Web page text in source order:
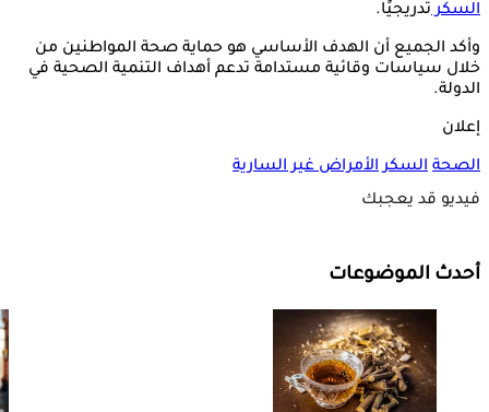
السكرتدريجيًا.
وأكد الجميع أن الهدف الأساسي هو حماية صحة المواطنين من
خلال سياسات وقائية مستدامة تدعم أهداف التنمية الصحية في
الدولة.
إعلان
الصحة السكر الأمراض غير السارية
فيديو قد يعجبك
أحدث الموضوعات